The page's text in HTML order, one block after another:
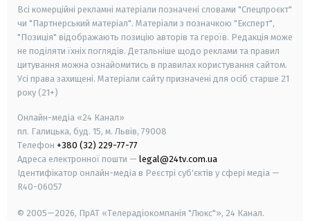
Всі комерційні рекламні матеріали позначені словами "Спецпроєкт"
чи "Партнерський матеріал". Матеріали з позначкою "Експерт",
"Позиція" відображають позицію авторів та героїв. Редакція може
не поділяти їхніх поглядів. Детальніше щодо реклами та правил
цитування можна ознайомитись в правилах користування сайтом.
Усі права захищені. Матеріали сайту призначені для осіб старше 21
року (21+)
Онлайн-медіа «24 Канал»
пл. Галицька, буд. 15, м. Львів, 79008
Телефон +380 (32) 229-77-77
Адреса електронної пошти — legal@24tv.com.ua
Ідентифікатор онлайн-медіа в Реєстрі суб'єктів у сфері медіа —
R40-06057
© 2005—2026, ПрАТ «Телерадіокомпанія "Люкс"», 24 Канал.